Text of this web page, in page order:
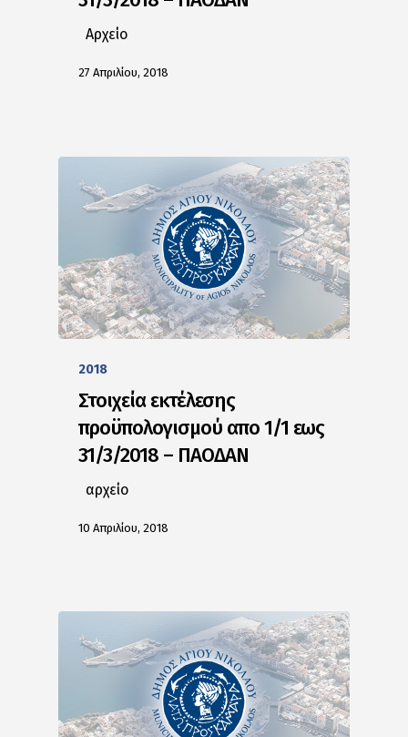
Αρχείο
27 Απριλίου, 2018
2018
Στοιχεία εκτέλεσης
προϋπολογισμού απο 1/1 εως
31/3/2018 – ΠΑΟΔΑΝ
αρχείο
10 Απριλίου, 2018